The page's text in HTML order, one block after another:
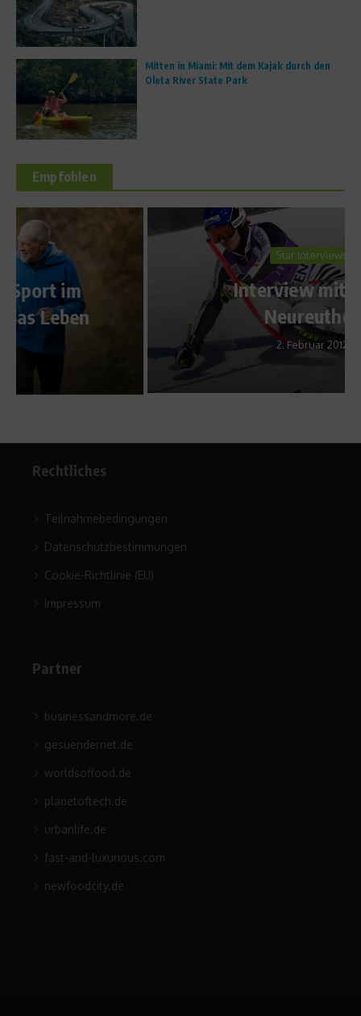
Mitten in Miami: Mit dem Kajak durch den
Oleta River State Park
Empfohlen
Star Interviews
Interview mit Felix
Neureuther
2. Februar 2012
Rechtliches
Teilnahmebedingungen
Datenschutzbestimmungen
Cookie-Richtlinie (EU)
Impressum
Partner
businessandmore.de
gesuendernet.de
worldsoffood.de
planetoftech.de
urbanlife.de
fast-and-luxurious.com
newfoodcity.de